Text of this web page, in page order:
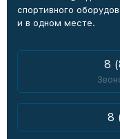
спортивного
и в одном месте.
8
8